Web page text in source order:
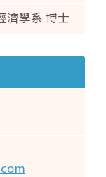
濟學系 博士